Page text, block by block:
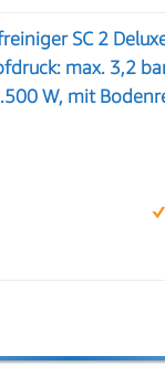
SC 2
max. 3,2
W, mit